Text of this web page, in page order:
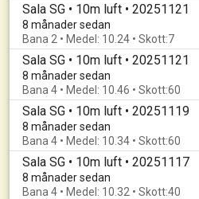
Sala SG • 10m luft • 20251121
8 månader sedan
Bana 2 • Medel: 10.24 • Skott:7
Sala SG • 10m luft • 20251121
8 månader sedan
Bana 4 • Medel: 10.46 • Skott:60
Sala SG • 10m luft • 20251119
8 månader sedan
Bana 4 • Medel: 10.34 • Skott:60
Sala SG • 10m luft • 20251117
8 månader sedan
Bana 4 • Medel: 10.32 • Skott:40